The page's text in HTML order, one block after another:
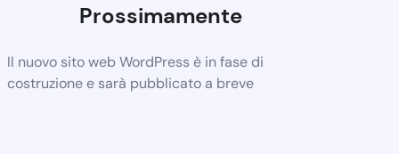
Prossimamente
Il nuovo sito web WordPress è in fase di
costruzione e sarà pubblicato a breve